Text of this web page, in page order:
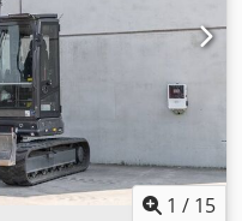
1 / 15